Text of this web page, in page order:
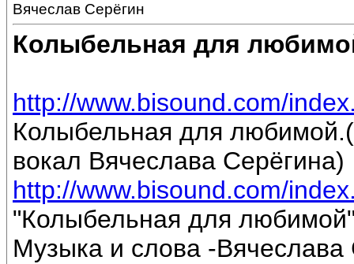
Вячеслав Серёгин
Колыбельная для
http://www.bisound.com/
Колыбельная для
вокал Вячеслава Серёгина)
http://www.bisound.com/
"Колыбельная для
Музыка и слова -Вячеслава